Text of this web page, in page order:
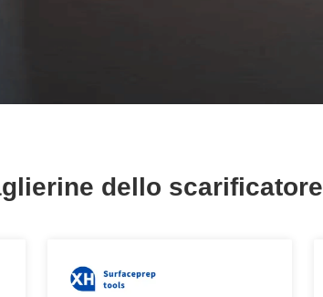
dello scarificatore